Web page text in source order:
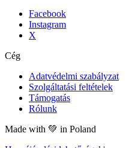
Facebook
Instagram
X
Cég
Adatvédelmi szabályzat
Szolgáltatási feltételek
Támogatás
Rólunk
Made with 💚 in Poland